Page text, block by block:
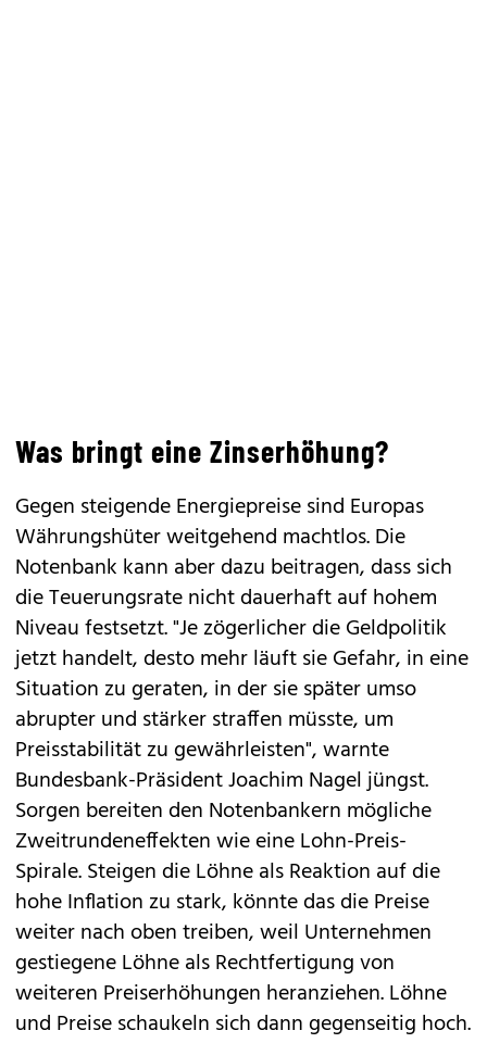
Was bringt eine Zinserhöhung?
Gegen steigende Energiepreise sind Europas
Währungshüter weitgehend machtlos. Die
Notenbank kann aber dazu beitragen, dass sich
die Teuerungsrate nicht dauerhaft auf hohem
Niveau festsetzt. "Je zögerlicher die Geldpolitik
jetzt handelt, desto mehr läuft sie Gefahr, in eine
Situation zu geraten, in der sie später umso
abrupter und stärker straffen müsste, um
Preisstabilität zu gewährleisten", warnte
Bundesbank-Präsident Joachim Nagel jüngst.
Sorgen bereiten den Notenbankern mögliche
Zweitrundeneffekten wie eine Lohn-Preis-
Spirale. Steigen die Löhne als Reaktion auf die
hohe Inflation zu stark, könnte das die Preise
weiter nach oben treiben, weil Unternehmen
gestiegene Löhne als Rechtfertigung von
weiteren Preiserhöhungen heranziehen. Löhne
und Preise schaukeln sich dann gegenseitig hoch.